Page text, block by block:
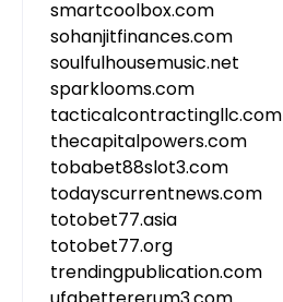
smartcoolbox.com
sohanjitfinances.com
soulfulhousemusic.net
sparklooms.com
tacticalcontractingllc.com
thecapitalpowers.com
tobabet88slot3.com
todayscurrentnews.com
totobet77.asia
totobet77.org
trendingpublication.com